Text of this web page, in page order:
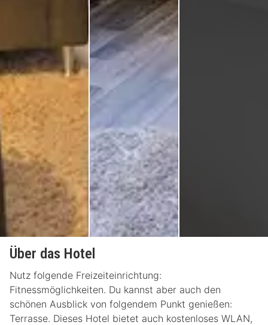
Über das Hotel
Nutz folgende Freizeiteinrichtung:
Fitnessmöglichkeiten. Du kannst aber auch den
schönen Ausblick von folgendem Punkt genießen:
Terrasse. Dieses Hotel bietet auch kostenloses WLAN,